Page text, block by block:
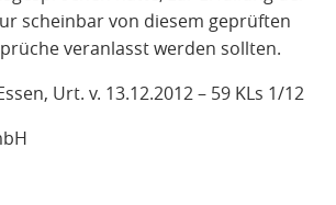
scheinbar von diesem geprüften
veranlasst werden sollten.
Urt. v. 13.12.2012 – 59 KLs 1/12